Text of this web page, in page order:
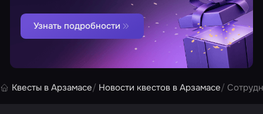
Узнать подробности
Квесты в Арзамасе Новости квестов в Арзамасе